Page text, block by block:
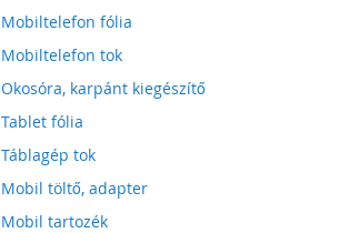
Mobiltelefon fólia
Mobiltelefon tok
Okosóra, karpánt kiegészítő
Tablet fólia
Táblagép tok
Mobil töltő, adapter
Mobil tartozék